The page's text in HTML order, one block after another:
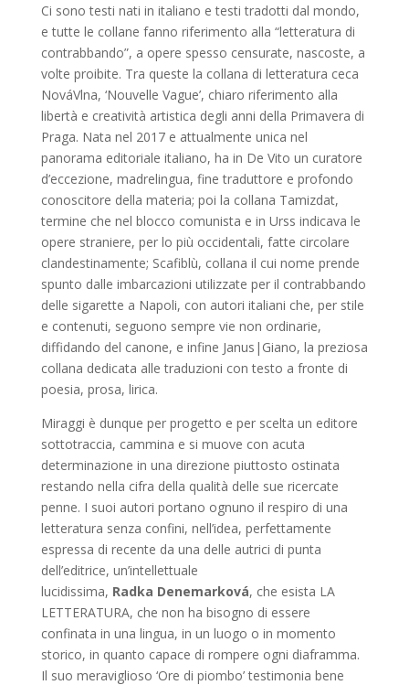
Ci sono testi nati in italiano e testi tradotti dal mondo,
e tutte le collane fanno riferimento alla “letteratura di
contrabbando”, a opere spesso censurate, nascoste, a
volte proibite. Tra queste la collana di letteratura ceca
NováVlna, ‘Nouvelle Vague’, chiaro riferimento alla
libertà e creatività artistica degli anni della Primavera di
Praga. Nata nel 2017 e attualmente unica nel
panorama editoriale italiano, ha in De Vito un curatore
d’eccezione, madrelingua, fine traduttore e profondo
conoscitore della materia; poi la collana Tamizdat,
termine che nel blocco comunista e in Urss indicava le
opere straniere, per lo più occidentali, fatte circolare
clandestinamente; Scafiblù, collana il cui nome prende
spunto dalle imbarcazioni utilizzate per il contrabbando
delle sigarette a Napoli, con autori italiani che, per stile
e contenuti, seguono sempre vie non ordinarie,
diffidando del canone, e infine Janus|Giano, la preziosa
collana dedicata alle traduzioni con testo a fronte di
poesia, prosa, lirica.
Miraggi è dunque per progetto e per scelta un editore
sottotraccia, cammina e si muove con acuta
determinazione in una direzione piuttosto ostinata
restando nella cifra della qualità delle sue ricercate
penne. I suoi autori portano ognuno il respiro di una
letteratura senza confini, nell’idea, perfettamente
espressa di recente da una delle autrici di punta
dell’editrice, un’intellettuale
lucidissima, Radka Denemarková, che esista LA
LETTERATURA, che non ha bisogno di essere
confinata in una lingua, in un luogo o in momento
storico, in quanto capace di rompere ogni diaframma.
Il suo meraviglioso ‘Ore di piombo’ testimonia bene